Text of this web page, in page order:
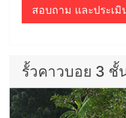
สอบถาม และประเมิ
รั้วคาวบอย 3 ชั้